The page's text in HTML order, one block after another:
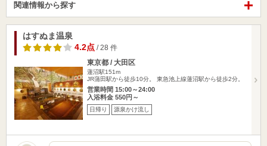
関連情報から探す
はすぬま温泉
4.2点 / 28 件
東京都 / 大田区
蓮沼駅151m
JR蒲田駅から徒歩10分。 東急池上線蓮沼駅から徒歩2分。
営業時間 15:00～24:00
入浴料金 550円～
日帰り 源泉かけ流し